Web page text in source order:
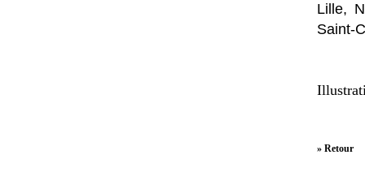
Lille,
Saint-
» Retour